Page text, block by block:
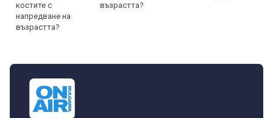
възрастта?